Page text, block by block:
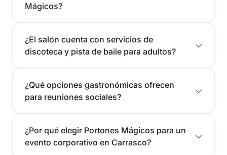
Mágicos?
¿El salón cuenta con servicios de
discoteca y pista de baile para adultos?
¿Qué opciones gastronómicas ofrecen
para reuniones sociales?
¿Por qué elegir Portones Mágicos para un
evento corporativo en Carrasco?